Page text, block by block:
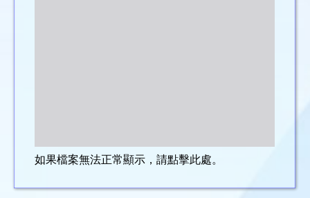
如果檔案無法正常顯示，請點擊此處。